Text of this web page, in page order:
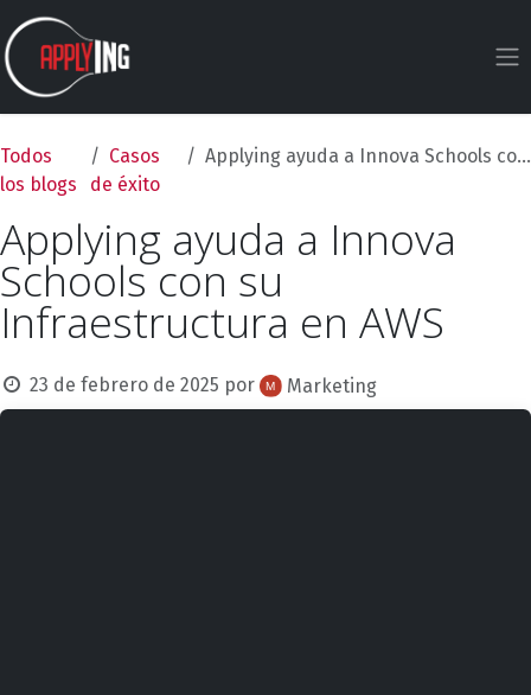
Ir al contenido
Todos
los blogs
Casos
de éxito
Applying ayuda a Innova Schools con su Infraestructura en AWS
Applying ayuda a Innova
Schools con su
Infraestructura en AWS
23 de febrero de 2025 por Marketing